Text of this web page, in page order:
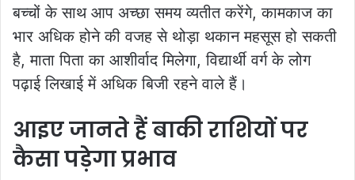
बच्चों के साथ आप अच्छा समय व्यतीत करेंगे, कामकाज का
भार अधिक होने की वजह से थोड़ा थकान महसूस हो सकती
है, माता पिता का आशीर्वाद मिलेगा, विद्यार्थी वर्ग के लोग
पढ़ाई लिखाई में अधिक बिजी रहने वाले हैं।
आइए जानते हैं बाकी राशियों पर
कैसा पड़ेगा प्रभाव